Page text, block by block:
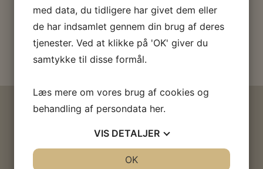
Køb billet
HVIS DU SYNES, EMNET ER
SPÆNDENDE
med data, du tidligere har givet dem eller
de har indsamlet gennem din brug af deres
tjenester. Ved at klikke på 'OK' giver du
samtykke til disse formål.
Læs mere om vores brug af cookies og
behandling af persondata her.
VIS DETALJER
OK